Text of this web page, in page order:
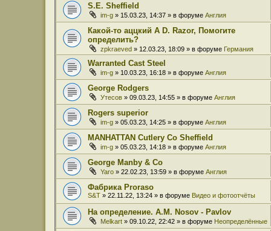
S.E. Sheffield
im-g » 15.03.23, 14:37 » в форуме Англия
Какой-то аццкий A D. Razor, Помогите
определить?
zpkraeved » 12.03.23, 18:09 » в форуме Германия
Warranted Cast Steel
im-g » 10.03.23, 16:18 » в форуме Англия
George Rodgers
Утесов » 09.03.23, 14:55 » в форуме Англия
Rogers superior
im-g » 05.03.23, 14:25 » в форуме Англия
MANHATTAN Cutlery Co Sheffield
im-g » 05.03.23, 14:18 » в форуме Англия
George Manby & Co
Yaro » 22.02.23, 13:59 » в форуме Англия
Фабрика Proraso
S&T » 22.11.22, 13:24 » в форуме Видео и фотоотчёты
На определение. A.M. Nosov - Pavlov
Melkart » 09.10.22, 22:42 » в форуме Неопределённые